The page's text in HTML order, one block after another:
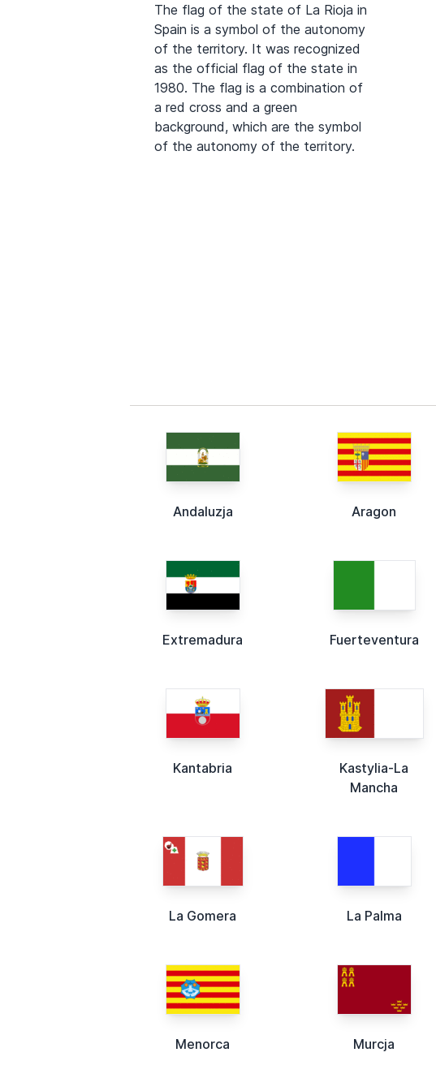
The flag of the state of La Rioja in
Spain is a symbol of the autonomy
of the territory. It was recognized
as the official flag of the state in
1980. The flag is a combination of
a red cross and a green
background, which are the symbol
of the autonomy of the territory.
Andaluzja Aragon
Extremadura Fuerteventura
Kantabria
Kastylia-La
Mancha
La Gomera La Palma
Menorca Murcja